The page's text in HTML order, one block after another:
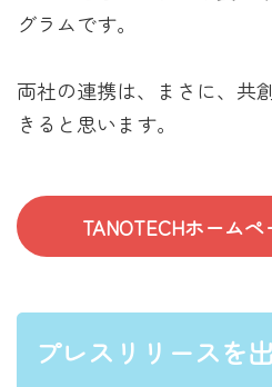
グラムです。
両社の連携は、まさに、共
きると思います。
TANOTECHホーム
プレスリリースを